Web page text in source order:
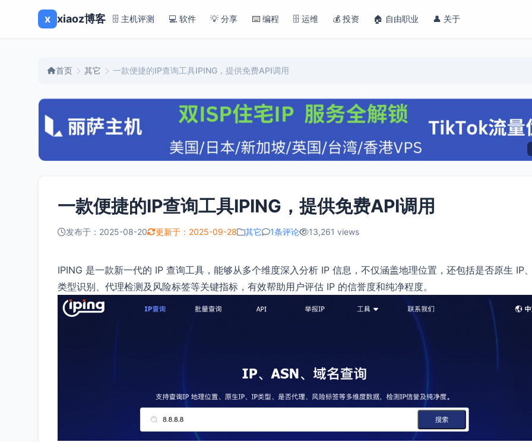
x xiaoz博客 🗄️ 主机评测 💻 软件 💡 分享 ⌨️ 编程 🗄️ 运维 💰 投资 🏠 自由职业 👤 关于
首页 其它 一款便捷的IP查询工具IPING，提供免费API调用
一款便捷的IP查询工具IPING，提供免费API调用
发布于：2025-08-20 更新于：2025-09-28 其它 1条评论 13,261 views
IPING 是一款新一代的 IP 查询工具，能够从多个维度深入分析 IP 信息，不仅涵盖地理位置，还包括是否原生 IP
类型识别、代理检测及风险标签等关键指标，有效帮助用户评估 IP 的信誉度和纯净程度。